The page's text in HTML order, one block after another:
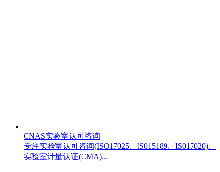
CNAS实验室认可咨询
专注实验室认可咨询(ISO17025、IS015189、IS017020)、
实验室计量认证(CMA)...